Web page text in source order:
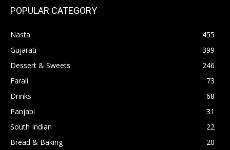
POPULAR CATEGORY
Nasta
455
Gujarati
399
Dessert & Sweets
246
Farali
73
Drinks
68
Panjabi
31
South Indian
22
Bread & Baking
20